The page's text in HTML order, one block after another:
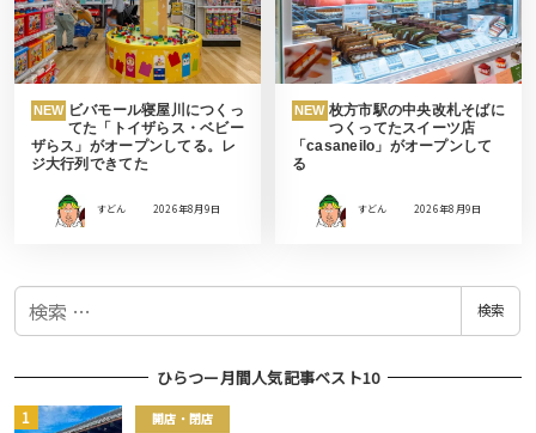
NEW ビバモール寝屋川につくっ
てた「トイザらス・ベビー
ザらス」がオープンしてる。レ
ジ大行列できてた
すどん 2026年8月9日
NEW 枚方市駅の中央改札そばに
つくってたスイーツ店
「casaneilo」がオープンして
る
すどん 2026年8月9日
検
検索
ひらつー月間人気記事ベスト10
開店・閉店